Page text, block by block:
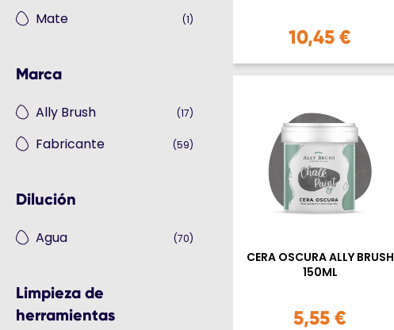
Mate (1)
Marca
Ally Brush (17)
Fabricante (59)
Dilución
Agua (70)
Limpieza de
herramientas
10,45 €
CERA OSCURA ALLY BRUSH
150ML
5,55 €